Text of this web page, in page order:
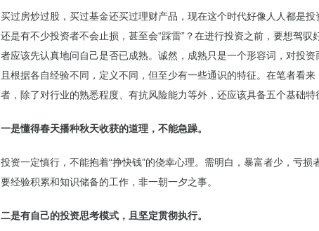
买过房炒过股，买过基金还买过理财产品，现在这个时代好像人人都是
还是有不少投资者不会止损，甚至会“踩雷”？在进行投资之前，要想驾驭
者应该先认真地问自己是否已成熟。诚然，成熟只是一个形容词，对投资
且根据各自经验不同，定义不同，但至少有一些通识的特征。在笔者看来
者，除了对行业的熟悉程度、有抗风险能力等外，还应该具备五个基础特
一是懂得春天播种秋天收获的道理，不能急躁。
投资一定慎行，不能抱着“挣快钱”的侥幸心理。需明白，暴富者少，亏损
要经验积累和知识储备的工作，非一朝一夕之事。
二是有自己的投资思考模式，且坚定贯彻执行。